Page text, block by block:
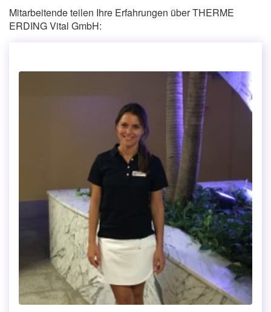
Mitarbeitende teilen Ihre Erfahrungen über THERME
ERDING Vital GmbH: